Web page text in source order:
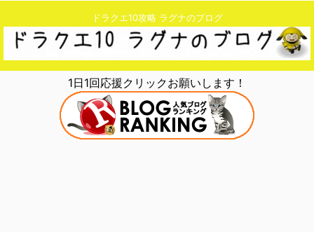
ドラクエ10攻略 ラグナのブログ
1日1回応援クリックお願いします！